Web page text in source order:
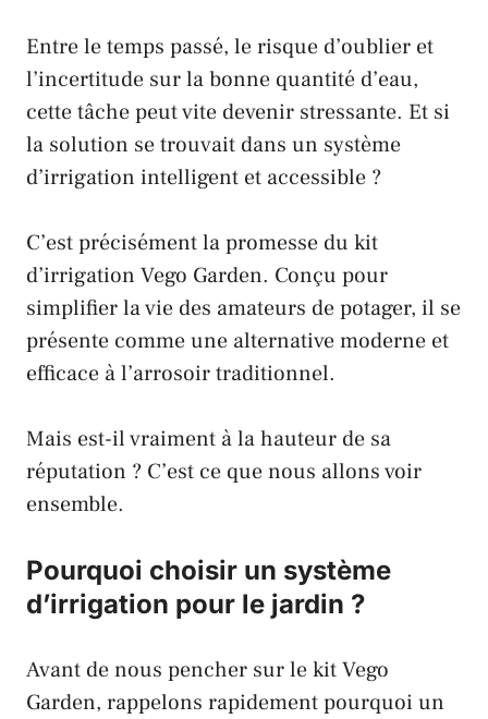
Entre le temps passé, le risque d’oublier et
l’incertitude sur la bonne quantité d’eau,
cette tâche peut vite devenir stressante. Et si
la solution se trouvait dans un système
d’irrigation intelligent et accessible ?
C’est précisément la promesse du kit
d’irrigation Vego Garden. Conçu pour
simplifier la vie des amateurs de potager, il se
présente comme une alternative moderne et
efficace à l’arrosoir traditionnel.
Mais est-il vraiment à la hauteur de sa
réputation ? C’est ce que nous allons voir
ensemble.
Pourquoi choisir un système
d’irrigation pour le jardin ?
Avant de nous pencher sur le kitVego
Garden, rappelons rapidement pourquoi un